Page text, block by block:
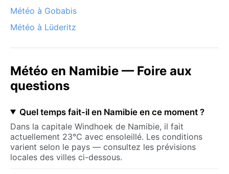
Météo à Gobabis
Météo à Lüderitz
Météo en Namibie — Foire aux
questions
Quel temps fait-il en Namibie en ce moment ?
Dans la capitale Windhoek de Namibie, il fait
actuellement 23°C avec ensoleillé. Les conditions
varient selon le pays — consultez les prévisions
locales des villes ci-dessous.